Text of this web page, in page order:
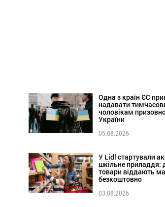
Одна з країн ЄС
надавати
чоловікам
України
05.08.2026
У Lidl стартували
шкільне приладдя:
товари віддають
безкоштовно
03.08.2026